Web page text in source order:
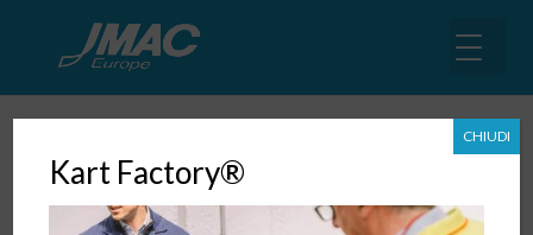
Kart Factory®
CHIUDI